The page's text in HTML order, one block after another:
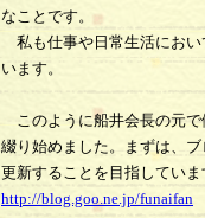
なことです。
私も仕事や日常生活におい
います。
このように船井会長の元で
綴り始めました。まずは、
更新することを目指してい
http://blog.goo.ne.jp/funaifan